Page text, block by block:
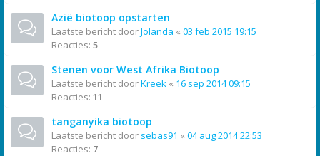
Azië biotoop opstarten
Laatste bericht doorJolanda « 03 feb 2015 19:15
Reacties: 5
Stenen voor West Afrika Biotoop
Laatste bericht doorKreek « 16 sep 2014 09:15
Reacties: 11
tanganyika biotoop
Laatste bericht door sebas91 « 04 aug 2014 22:53
Reacties: 7